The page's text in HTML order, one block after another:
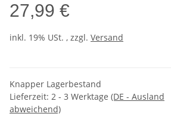
27,99 €
inkl. 19% USt. , zzgl. Versand
Knapper Lagerbestand
Lieferzeit: 2 - 3 Werktage (DE - Ausland
abweichend)